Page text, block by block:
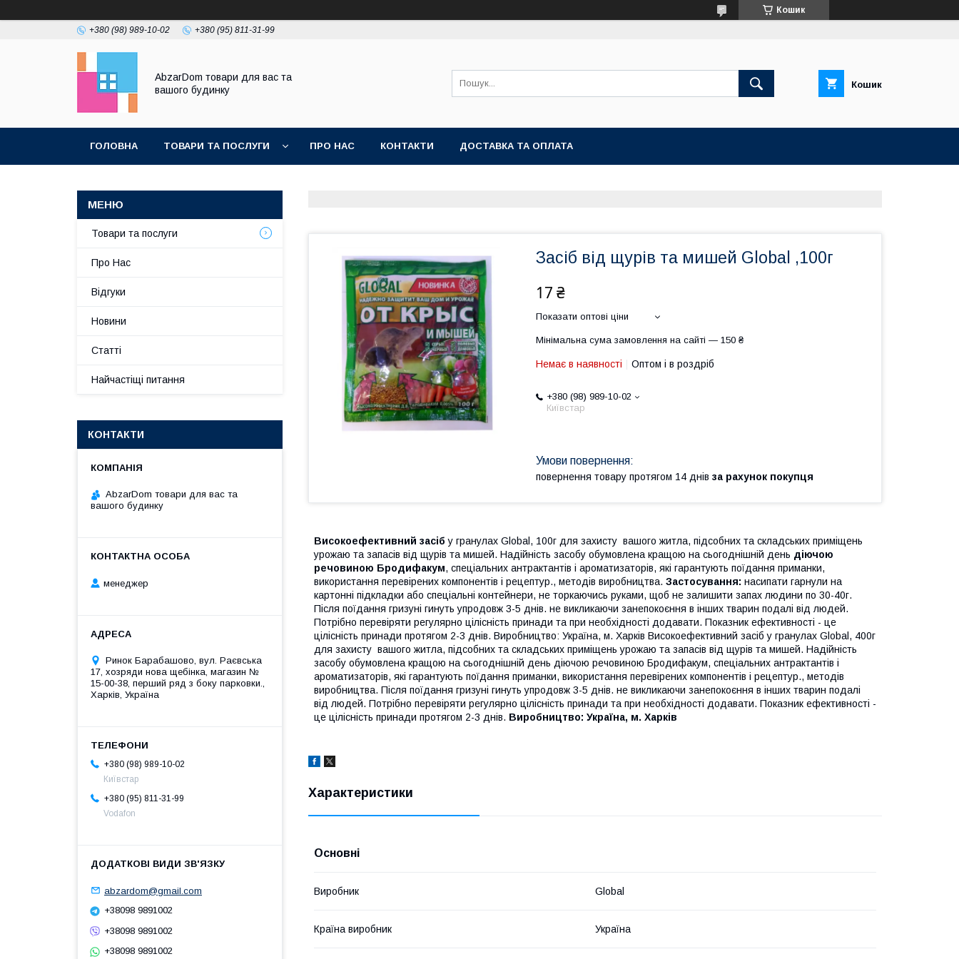
Кошик
+380 (98) 989-10-02 +380 (95) 811-31-99
AbzarDom товари для вас та
вашого будинку
Кошик
ГОЛОВНА ТОВАРИ ТА ПОСЛУГИ ПРО НАС КОНТАКТИ ДОСТАВКА ТА ОПЛАТА
Засіб від щурів та мишей Global ,100г
17 ₴
Показати оптові ціни
Мінімальна сума замовлення на сайті — 150 ₴
Немає в наявності Оптом і в роздріб
+380 (98) 989-10-02
Київстар
повернення товару протягом 14 днів за рахунок покупця
Високоефективний засіб у гранулах Global, 100г для захисту вашого житла, підсобних та складських приміщень
урожаю та запасів від щурів та мишей. Надійність засобу обумовлена ​​кращою на сьогоднішній день діючою
речовиною Бродифакум, спеціальних антрактантів і ароматизаторів, які гарантують поїдання приманки,
використання перевірених компонентів і рецептур., методів виробництва. Застосування: насипати гарнули на
картонні підкладки або спеціальні контейнери, не торкаючись руками, щоб не залишити запах людини по 30-40г.
Після поїдання гризуні гинуть упродовж 3-5 днів. не викликаючи занепокоєння в інших тварин подалі від людей.
Потрібно перевіряти регулярно цілісність принади та при необхідності додавати. Показник ефективності - це
цілісність принади протягом 2-3 днів. Виробництво: Україна, м. Харків Високоефективний засіб у гранулах Global, 400г
для захисту вашого житла, підсобних та складських приміщень урожаю та запасів від щурів та мишей. Надійність
засобу обумовлена ​​кращою на сьогоднішній день діючою речовиною Бродифакум, спеціальних антрактантів і
ароматизаторів, які гарантують поїдання приманки, використання перевірених компонентів і рецептур., методів
виробництва. Після поїдання гризуні гинуть упродовж 3-5 днів. не викликаючи занепокоєння в інших тварин подалі
від людей. Потрібно перевіряти регулярно цілісність принади та при необхідності додавати. Показник ефективності -
це цілісність принади протягом 2-3 днів. Виробництво: Україна, м. Харків
Характеристики
Основні
Виробник Global
Країна виробник Україна
Товари та послуги
Про Нас
Відгуки
Новини
Статті
Найчастіщі питання
КОНТАКТИ
AbzarDom товари для вас та
вашого будинку
менеджер
Ринок Барабашово, вул. Раєвська
17, хозряди нова щебінка, магазин №
15-00-38, перший ряд з боку парковки.,
Харків, Україна
+380 (98) 989-10-02
Київстар
+380 (95) 811-31-99
Vodafon
abzardom@gmail.com
+38098 9891002
+38098 9891002
+38098 9891002